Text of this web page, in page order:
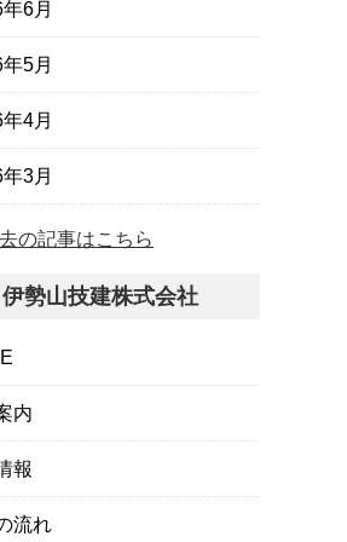
6月
5月
4月
3月
の記事はこちら
伊勢山技建株式会社
内
報
流れ